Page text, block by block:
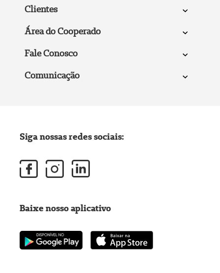
Clientes
Área do Cooperado
Fale Conosco
Comunicação
Siga nossas redes sociais:
Baixe nosso aplicativo